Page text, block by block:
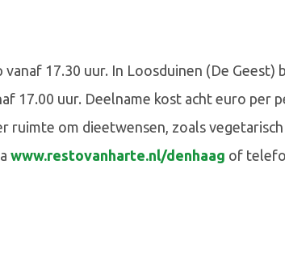
17.30 uur. In Loosduinen (De Geest)
17.00 uur. Deelname kost acht euro per
ruimte om dieetwensen, zoals
www.restovanharte.nl/denhaag of